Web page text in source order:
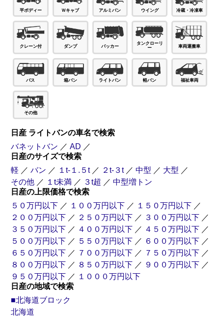
平ボディー Ｗキャブ アルミバン ウイング 冷蔵・冷凍車
クレーン付 ダンプ パッカー
タンクローリ
ー
車両運搬車
バス 箱バン ライトバン 軽バン 福祉車両
その他
日産 ライトバンの車名で検索
バネットバン ／ AD ／
日産のサイズで検索
軽 ／ バン ／ １t-１.５t ／ ２t-３t ／ 中型 ／ 大型 ／
その他 ／ １t未満 ／ ３t超 ／ 中型増トン
日産の上限価格で検索
５０万円以下 ／ １００万円以下 ／ １５０万円以下 ／
２００万円以下 ／ ２５０万円以下 ／ ３００万円以下 ／
３５０万円以下 ／ ４００万円以下 ／ ４５０万円以下 ／
５００万円以下 ／ ５５０万円以下 ／ ６００万円以下 ／
６５０万円以下 ／ ７００万円以下 ／ ７５０万円以下 ／
８００万円以下 ／ ８５０万円以下 ／ ９００万円以下 ／
９５０万円以下 ／ １０００万円以下
日産の地域で検索
■北海道ブロック
北海道